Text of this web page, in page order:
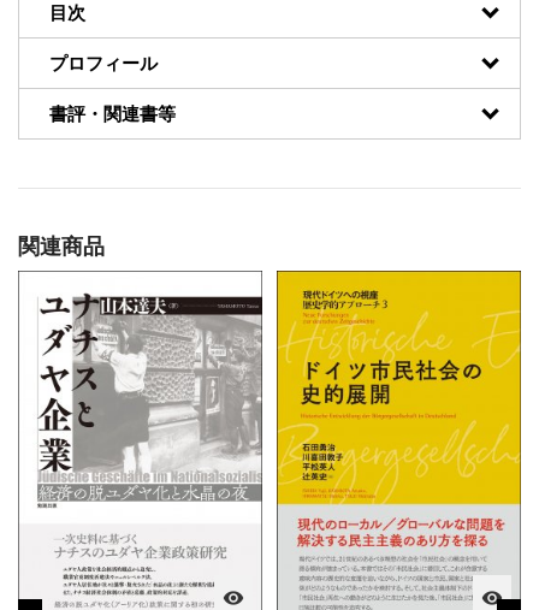
目次
プロフィール
書評・関連書等
関連商品
visibility visibility